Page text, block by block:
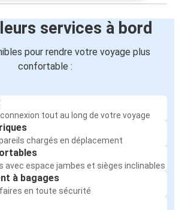
services à bord
pour rendre votre voyage plus
confortable :
tout au long de votre voyage
chargés en déplacement
avec espace jambes et sièges inclinables
à bagages
en toute sécurité